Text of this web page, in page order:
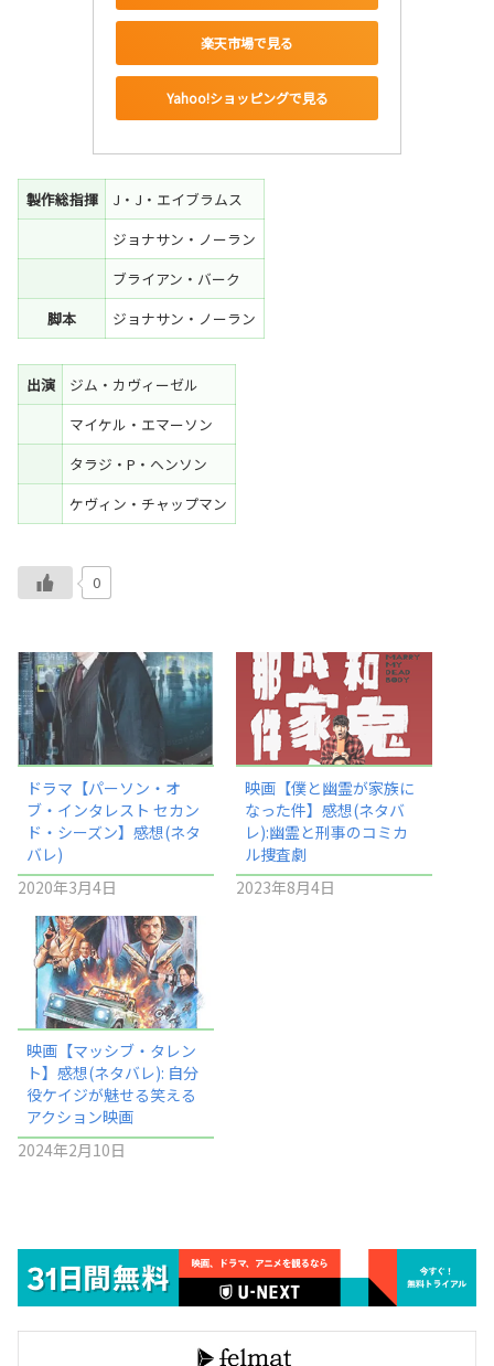
楽天市場で見る
Yahoo!ショッピングで見る
製作総指揮
J・J・エイブラムス
ジョナサン・ノーラン
ブライアン・バーク
脚本
ジョナサン・ノーラン
出演
ジム・カヴィーゼル
マイケル・エマーソン
タラジ・P・ヘンソン
ケヴィン・チャップマン
0
ドラマ【パーソン・オ
ブ・インタレスト セカン
ド・シーズン】感想(ネタ
バレ)
2020年3月4日
映画【僕と幽霊が家族に
なった件】感想(ネタバ
レ):幽霊と刑事のコミカ
ル捜査劇
2023年8月4日
映画【マッシブ・タレン
ト】感想(ネタバレ): 自分
役ケイジが魅せる笑える
アクション映画
2024年2月10日